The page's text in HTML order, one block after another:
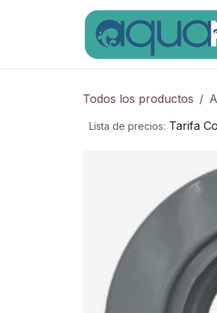
Todos los productos
Lista de precios: Tarifa